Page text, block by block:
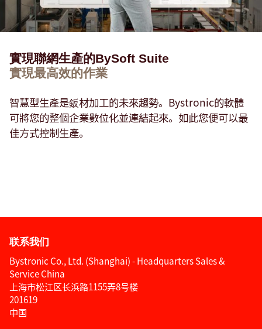
實現聯網生產的BySoft Suite
實現最高效的作業
智慧型生產是鈑材加工的未來趨勢。Bystronic的軟體
可將您的整個企業數位化並連結起來。如此您便可以最
佳方式控制生產。
联系我们
Bystronic Co., Ltd. (Shanghai) - Headquarters Sales &
Service China
上海市松江区长浜路1155弄8号楼
201619
中国